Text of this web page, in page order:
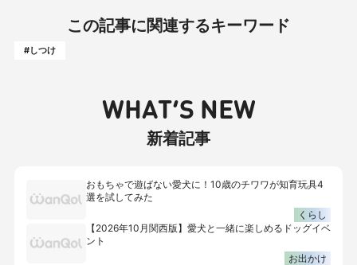
この記事に関連するキーワード
#しつけ
WHAT’S NEW
新着記事
おもちゃで遊ばない愛犬に！10歳のチワワが知育玩具4
選を試してみた
くらし
【2026年10月関西版】愛犬と一緒に楽しめるドッグイベ
ント
お出かけ